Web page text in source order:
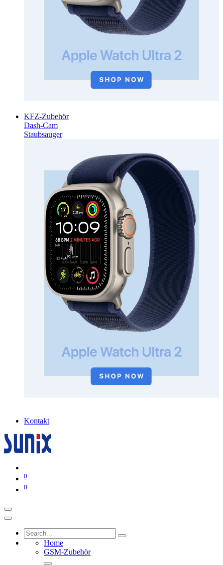
KFZ-Zubehör
Dash-Cam
Staubsauger
Kontakt
0
0
Home
GSM-Zubehör